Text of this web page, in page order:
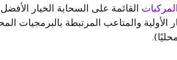
القائمة على السحابة الخيار
الأولية والمتاعب المرتبطة بالبرمجيات